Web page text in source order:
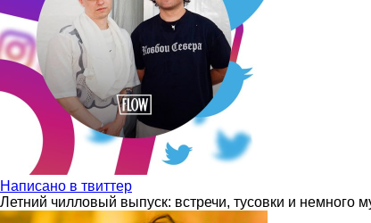
Написано в твиттер
Летний чилловый выпуск: встречи, тусовки и немного